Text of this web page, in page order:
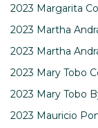
2023 Margarita
2023 Martha
2023 Martha
2023 Mary Tobo
2023 Mary Tobo
2023 Mauricio